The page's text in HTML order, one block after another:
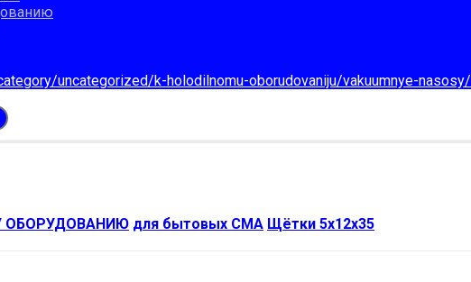
uncategorized/k-holodilnomu-oborudovaniju/vakuumnye-nasosy/
ОБОРУДОВАНИЮ для бытовых СМА Щётки 5x12x35